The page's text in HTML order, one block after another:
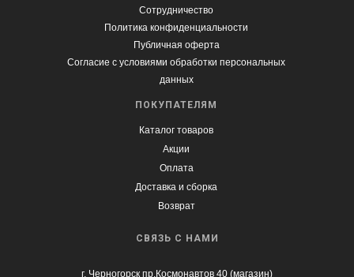
ПОКУПАТЕЛЯМ
Каталог товаров
Акции
Оплата
Доставка и сборка
Возврат
Сотрудничество
Политика конфиденциальности
Публичная оферта
Согласие с условиями обработки персональных
данных
СВЯЗЬ С НАМИ
г. Черногорск пр.Космонавтов 40 (магазин)